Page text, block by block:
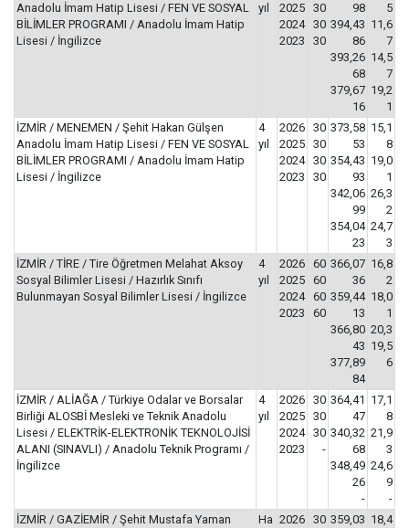
Anadolu İmam Hatip Lisesi / FEN VE SOSYAL
BİLİMLER PROGRAMI / Anadolu İmam Hatip
Lisesi / İngilizce
yıl
2025
2024
2023
30
30
30
98
394,43
86
393,26
68
379,67
16
5
11,6
7
14,5
7
19,2
1
İZMİR / MENEMEN / Şehit Hakan Gülşen
Anadolu İmam Hatip Lisesi / FEN VE SOSYAL
BİLİMLER PROGRAMI / Anadolu İmam Hatip
Lisesi / İngilizce
4
yıl
2026
2025
2024
2023
30
30
30
30
373,58
53
354,43
93
342,06
99
354,04
23
15,1
8
19,0
1
26,3
2
24,7
3
İZMİR / TİRE / Tire Öğretmen Melahat Aksoy
Sosyal Bilimler Lisesi / Hazırlık Sınıfı
Bulunmayan Sosyal Bilimler Lisesi / İngilizce
4
yıl
2026
2025
2024
2023
60
60
60
60
366,07
36
359,44
13
366,80
43
377,89
84
16,8
2
18,0
1
20,3
19,5
6
İZMİR / ALİAĞA / Türkiye Odalar ve Borsalar
Birliği ALOSBİ Mesleki ve Teknik Anadolu
Lisesi / ELEKTRİK-ELEKTRONİK TEKNOLOJİSİ
ALANI (SINAVLI) / Anadolu Teknik Programı /
İngilizce
4
yıl
2026
2025
2024
2023
30
30
30
-
364,41
47
340,32
68
348,49
26
-
17,1
8
21,9
3
24,6
9
-
İZMİR / GAZİEMİR / Şehit Mustafa Yaman
Ha 2026 30 359,03 18,4